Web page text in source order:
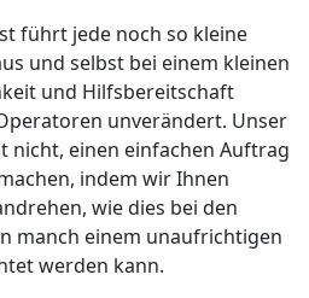
führt jede noch so kleine
und selbst bei einem kleinen
und Hilfsbereitschaft
unverändert. Unser
nicht, einen einfachen Auftrag
indem wir Ihnen
wie dies bei den
manch einem unaufrichtigen
werden kann.